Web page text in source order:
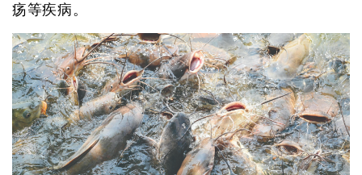
疡等疾病。